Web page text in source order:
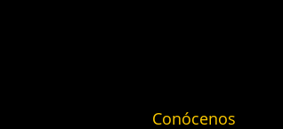
Conócenos